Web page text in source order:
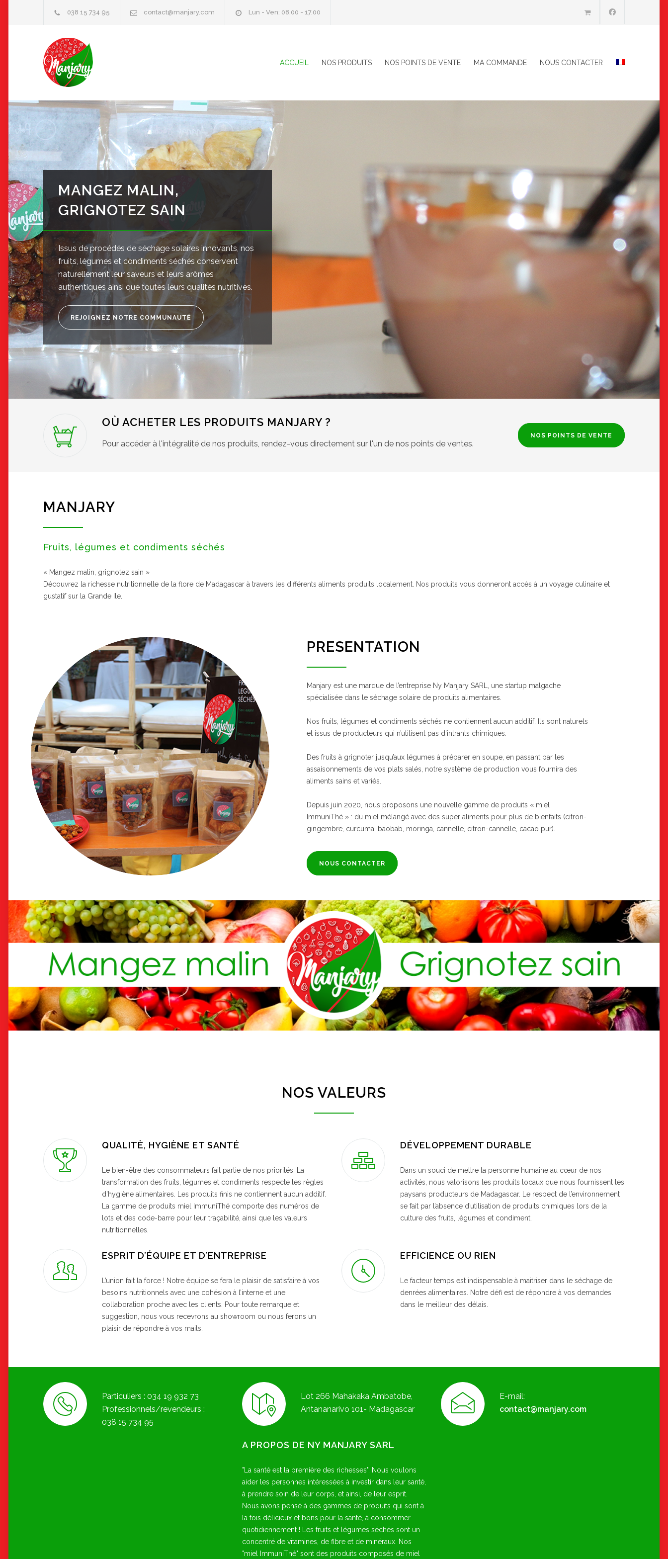
038 15 734 95 contact@manjary.com Lun - Ven: 08.00 - 17.00
ACCUEIL NOS PRODUITS NOS POINTS DE VENTE MA COMMANDE NOUS CONTACTER
MANGEZ MALIN,
GRIGNOTEZ SAIN
Issus de procédés de séchage solaires innovants, nos
fruits, légumes et condiments séchés conservent
naturellement leur saveurs et leurs arômes
authentiques ainsi que toutes leurs qualités nutritives.
REJOIGNEZ NOTRE COMMUNAUTÉ
OÙ ACHETER LES PRODUITS MANJARY ?
Pour accéder à l'intégralité de nos produits, rendez-vous directement sur l'un de nos points de ventes.
NOS POINTS DE VENTE
MANJARY
Fruits, légumes et condiments séchés
« Mangez malin, grignotez sain »
Découvrez la richesse nutritionnelle de la flore de Madagascar à travers les différents aliments produits localement. Nos produits vous donneront accès à un voyage culinaire et
gustatif sur la Grande Ile.
PRESENTATION
Manjary est une marque de l’entreprise Ny Manjary SARL, une startup malgache
spécialisée dans le séchage solaire de produits alimentaires.
Nos fruits, légumes et condiments séchés ne contiennent aucun additif. Ils sont naturels
et issus de producteurs qui n’utilisent pas d’intrants chimiques.
Des fruits à grignoter jusqu’aux légumes à préparer en soupe, en passant par les
assaisonnements de vos plats salés, notre système de production vous fournira des
aliments sains et variés.
Depuis juin 2020, nous proposons une nouvelle gamme de produits « miel
ImmuniThé » : du miel mélangé avec des super aliments pour plus de bienfaits (citron-
gingembre, curcuma, baobab, moringa, cannelle, citron-cannelle, cacao pur).
NOUS CONTACTER
NOS VALEURS
QUALITÈ, HYGIÈNE ET SANTÉ
Le bien-être des consommateurs fait partie de nos priorités. La
transformation des fruits, légumes et condiments respecte les règles
d’hygiène alimentaires. Les produits finis ne contiennent aucun additif.
La gamme de produits miel ImmuniThé comporte des numéros de
lots et des code-barre pour leur traçabilité, ainsi que les valeurs
nutritionnelles.
DÉVELOPPEMENT DURABLE
Dans un souci de mettre la personne humaine au cœur de nos
activités, nous valorisons les produits locaux que nous fournissent les
paysans producteurs de Madagascar. Le respect de l’environnement
se fait par l’absence d’utilisation de produits chimiques lors de la
culture des fruits, légumes et condiment.
ESPRIT D’ÉQUIPE ET D’ENTREPRISE
L’union fait la force ! Notre équipe se fera le plaisir de satisfaire à vos
besoins nutritionnels avec une cohésion à l’interne et une
collaboration proche avec les clients. Pour toute remarque et
suggestion, nous vous recevrons au showroom ou nous ferons un
plaisir de répondre à vos mails.
EFFICIENCE OU RIEN
Le facteur temps est indispensable à maitriser dans le séchage de
denrées alimentaires. Notre défi est de répondre à vos demandes
dans le meilleur des délais.
Particuliers : 034 19 932 73
Professionnels/revendeurs :
038 15 734 95
Lot 266 Mahakaka Ambatobe,
Antananarivo 101- Madagascar
E-mail:
contact@manjary.com
A PROPOS DE NY MANJARY SARL
"La santé est la première des richesses". Nous voulons
aider les personnes intéressées à investir dans leur santé,
à prendre soin de leur corps, et ainsi, de leur esprit.
Nous avons pensé à des gammes de produits qui sont à
la fois délicieux et bons pour la santé, à consommer
quotidiennement ! Les fruits et légumes séchés sont un
concentré de vitamines, de fibre et de minéraux. Nos
"miel ImmuniThé" sont des produits composés de miel